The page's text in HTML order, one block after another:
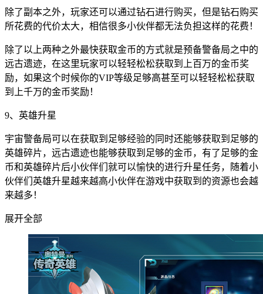
除了副本之外，玩家还可以通过钻石进行购买，但是钻石购买
所花费的代价太大，相信很多小伙伴都无法负担这样的花费！
除了以上两种之外最快获取金币的方式就是预备警备局之中的
远古遗迹，在这里玩家可以轻轻松松获取到上百万的金币奖
励，如果这个时候你的VIP等级足够高甚至可以轻轻松松获取
到上千万的金币奖励！
9、英雄升星
宇宙警备局可以在获取到足够经验的同时还能够获取到足够的
英雄碎片，远古遗迹也能够获取到足够的金币，有了足够的金
币和英雄碎片后小伙伴们就可以愉快的进行升星任务，随着小
伙伴们英雄升星越来越高小伙伴在游戏中获取到的资源也会越
来越多！
展开全部